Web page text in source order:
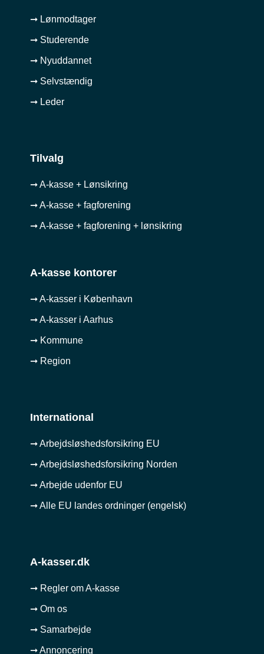
➞ Lønmodtager
➞ Studerende
➞ Nyuddannet
➞ Selvstændig
➞ Leder
Tilvalg
➞ A-kasse + Lønsikring
➞ A-kasse + fagforening
➞ A-kasse + fagforening + lønsikring
A-kasse kontorer
➞ A-kasser i København
➞ A-kasser i Aarhus
➞ Kommune
➞ Region
International
➞ Arbejdsløshedsforsikring EU
➞ Arbejdsløshedsforsikring Norden
➞ Arbejde udenfor EU
➞ Alle EU landes ordninger (engelsk)
A-kasser.dk
➞ Regler om A-kasse
➞ Om os
➞ Samarbejde
➞ Annoncering